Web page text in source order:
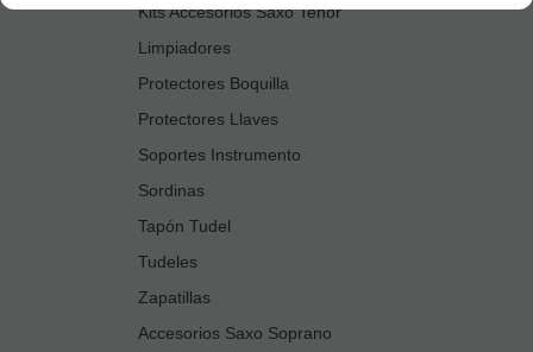
Kits Accesorios Saxo Tenor
Limpiadores
Protectores Boquilla
Protectores Llaves
Soportes Instrumento
Sordinas
Tapón Tudel
Tudeles
Zapatillas
Accesorios Saxo Soprano